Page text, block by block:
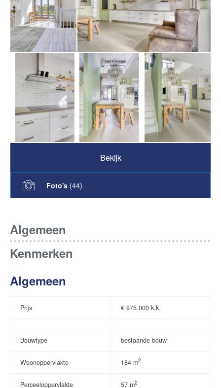
Bekijk
Foto's (44)
Algemeen
Kenmerken
Algemeen
Prijs € 975.000 k.k.
Bouwtype bestaande bouw
Woonoppervlakte 184 m2
Perceeloppervlakte 57 m2